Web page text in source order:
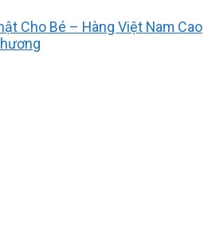
Cho Bé – Hàng Việt Nam Cao